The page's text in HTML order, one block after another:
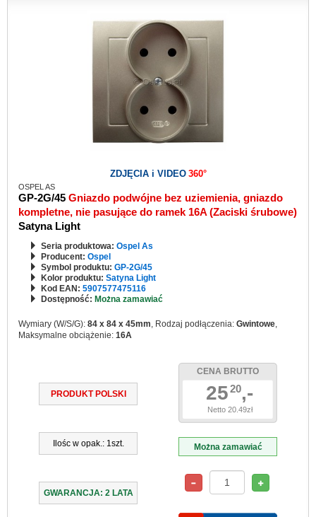
ZDJĘCIA i VIDEO 360°
OSPEL AS
GP-2G/45 Gniazdo podwójne bez uziemienia, gniazdo
kompletne, nie pasujące do ramek 16A (Zaciski śrubowe)
Satyna Light
Seria produktowa: Ospel As
Producent: Ospel
Symbol produktu: GP-2G/45
Kolor produktu: Satyna Light
Kod EAN: 5907577475116
Dostępność: Można zamawiać
Wymiary (W/S/G): 84 x 84 x 45mm, Rodzaj podłączenia: Gwintowe,
Maksymalne obciążenie: 16A
PRODUKT POLSKI
Ilośc w opak.: 1szt.
GWARANCJA: 2 LATA
CENA BRUTTO
2520,-
Netto 20.49zł
Można zamawiać